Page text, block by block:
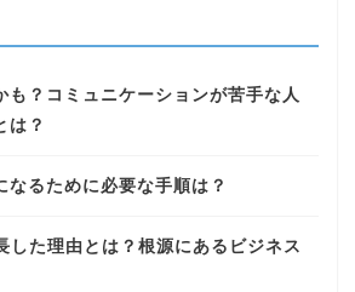
も？コミュニケーションが苦手な人
は？
なるために必要な手順は？
た理由とは？根源にあるビジネス